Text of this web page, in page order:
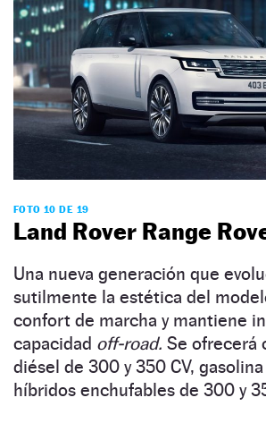
FOTO 10 DE 19
Land Rover Range
Una nueva generación que
sutilmente la estética del
confort de marcha y mantiene
capacidad off-road. Se ofrecerá
diésel de 300 y 350 CV,
híbridos enchufables de 300 y